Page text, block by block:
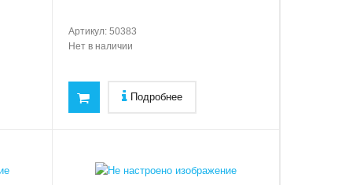
Артикул: 50383
Нет в наличии
Подробнее